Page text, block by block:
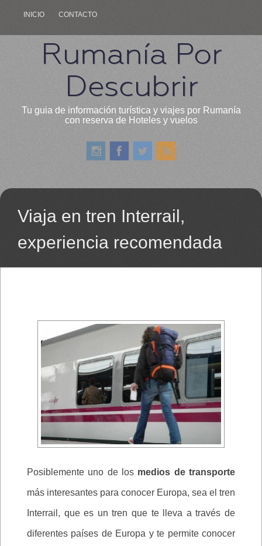
INICIO CONTACTO
Rumanía Por
Descubrir
Tu guia de información turística y viajes por Rumanía
con reserva de Hoteles y vuelos
Viaja en tren Interrail,
experiencia recomendada
Posiblemente uno de los medios de transporte
más interesantes para conocer Europa, sea el tren
Interrail, que es un tren que te lleva a través de
diferentes países de Europa y te permite conocer